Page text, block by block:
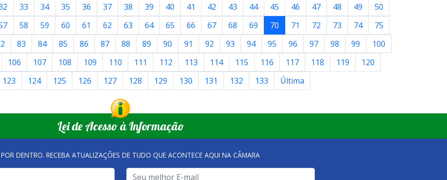
33 34 35 36 37 38 39 40 41 42 43 44 45 46 47 48 49
50
58 59 60 61 62 63 64 65 66 67 68 69 70 71 72 73 74
75
83 84 85 86 87 88 89 90 91 92 93 94 95 96 97 98 99
100
106 107 108 109 110 111 112 113 114 115 116 117 118 119
120
123 124 125 126 127 128 129 130 131 132 133 Última
Lei de Acesso à Informação
POR DENTRO. RECEBA ATUALIZAÇÕES DE TUDO QUE ACONTECE AQUI NA CÂMARA